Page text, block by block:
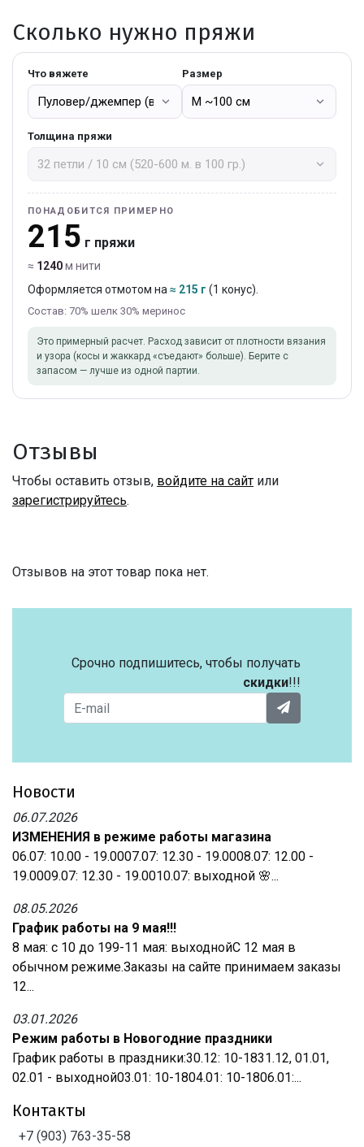
Сколько нужно пряжи
Что вяжете Размер
Толщина пряжи
ПОНАДОБИТСЯ ПРИМЕРНО
215 г пряжи
≈ 1240м нити
Оформляется отмотом на≈ 215 г (1 конус).
Состав: 70% шелк 30% меринос
Это примерный расчет. Расход зависит от плотности вязания
и узора (косы и жаккард «съедают» больше). Берите с
запасом — лучше из одной партии.
Отзывы
Чтобы оставить отзыв, войдите на сайт или
зарегистрируйтесь.
Отзывов на этот товар пока нет.
Срочно подпишитесь, чтобы получать
скидки!!!
Новости
06.07.2026
ИЗМЕНЕНИЯ в режиме работы магазина
06.07: 10.00 - 19.0007.07: 12.30 - 19.0008.07: 12.00 -
19.0009.07: 12.30 - 19.0010.07: выходной 🌸...
08.05.2026
График работы на 9 мая!!!
8 мая: с 10 до 199-11 мая: выходнойС 12 мая в
обычном режиме.Заказы на сайте принимаем заказы
12...
03.01.2026
Режим работы в Новогодние праздники
График работы в праздники:30.12: 10-1831.12, 01.01,
02.01 - выходной03.01: 10-1804.01: 10-1806.01:...
Контакты
+7 (903) 763-35-58